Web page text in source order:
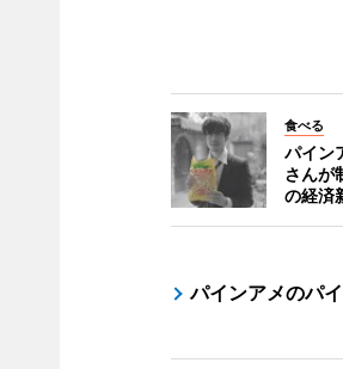
食べる
パイン
さんが
の経済
パインアメのパ